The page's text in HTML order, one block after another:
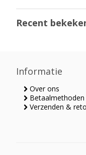
Recent
Informatie
Over ons
Betaalmethoden
Verzenden &